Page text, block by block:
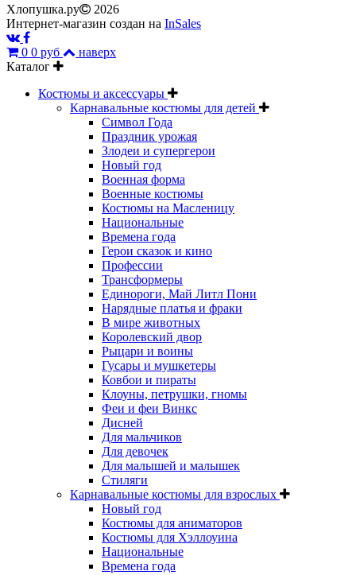
Хлопушка.ру
2026
Интернет-магазин создан на InSales
0 0 руб
наверх
Каталог
Костюмы и аксессуары
Карнавальные костюмы для детей
Символ Года
Праздник урожая
Злодеи и супергерои
Новый год
Военная форма
Военные костюмы
Костюмы на Масленицу
Национальные
Времена года
Герои сказок и кино
Профессии
Трансформеры
Единороги, Май Литл Пони
Нарядные платья и фраки
В мире животных
Королевский двор
Рыцари и воины
Гусары и мушкетеры
Ковбои и пираты
Клоуны, петрушки, гномы
Феи и феи Винкс
Дисней
Для мальчиков
Для девочек
Для малышей и малышек
Стиляги
Карнавальные костюмы для взрослых
Новый год
Костюмы для аниматоров
Костюмы для Хэллоуина
Национальные
Времена года